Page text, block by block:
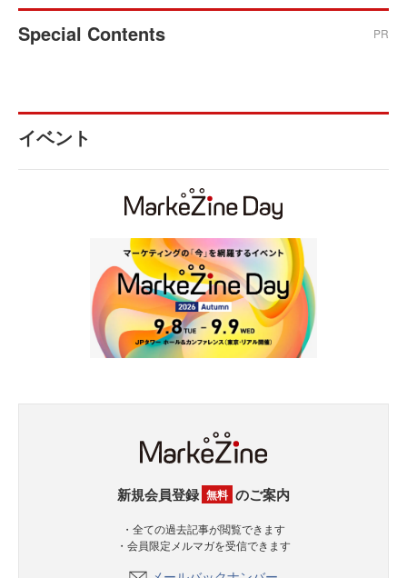
Special Contents PR
イベント
新規会員登録 無料 のご案内
・全ての過去記事が閲覧できます
・会員限定メルマガを受信できます